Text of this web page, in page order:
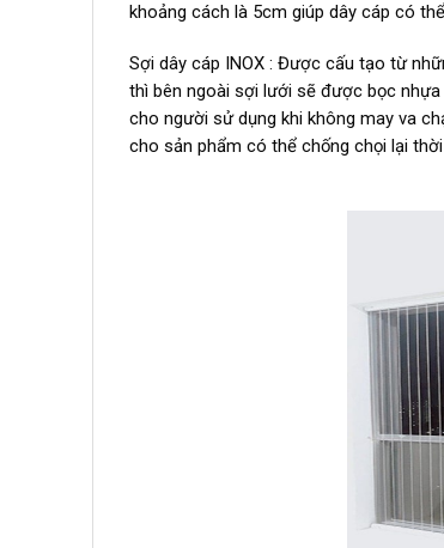
khoảng cách là 5cm giúp dây cáp có
Sợi dây cáp INOX : Được cấu tạo từ
thì bên ngoài sợi lưới sẽ được bọc
cho người sử dụng khi không may va
cho sản phẩm có thể chống chọi lại